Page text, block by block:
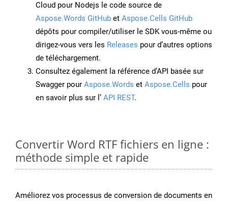
Cloud pour Nodejs le code source de
Aspose.Words GitHub et Aspose.Cells GitHub
dépôts pour compiler/utiliser le SDK vous-même ou
dirigez-vous vers les Releases pour d’autres options
de téléchargement.
Consultez également la référence d’API basée sur
Swagger pour Aspose.Words et Aspose.Cells pour
en savoir plus sur l’ API REST.
Convertir Word RTF fichiers en ligne :
méthode simple et rapide
Améliorez vos processus de conversion de documents en